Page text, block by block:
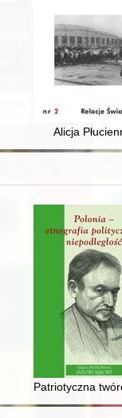
- studenci. Szkice z
: uczony,
Alicja
i festiwalpodlaskich
Patriotyczna